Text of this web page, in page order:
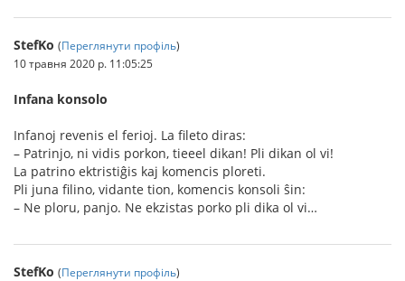
StefKo (Переглянути профіль)
10 травня 2020 р. 11:05:25
Infana konsolo
Infanoj revenis el ferioj. La fileto diras:
– Patrinjo, ni vidis porkon, tieeel dikan! Pli dikan ol vi!
La patrino ektristiĝis kaj komencis ploreti.
Pli juna filino, vidante tion, komencis konsoli ŝin:
– Ne ploru, panjo. Ne ekzistas porko pli dika ol vi…
StefKo (Переглянути профіль)